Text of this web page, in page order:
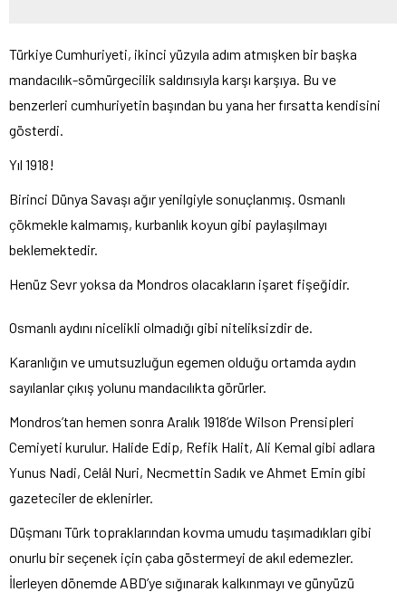
Türkiye Cumhuriyeti, ikinci yüzyıla adım atmışken bir başka
mandacılık-sömürgecilik saldırısıyla karşı karşıya. Bu ve
benzerleri cumhuriyetin başından bu yana her fırsatta kendisini
gösterdi.
Yıl 1918!
Birinci Dünya Savaşı ağır yenilgiyle sonuçlanmış. Osmanlı
çökmekle kalmamış, kurbanlık koyun gibi paylaşılmayı
beklemektedir.
Henüz Sevr yoksa da Mondros olacakların işaret fişeğidir.
Osmanlı aydını nicelikli olmadığı gibi niteliksizdir de.
Karanlığın ve umutsuzluğun egemen olduğu ortamda aydın
sayılanlar çıkış yolunu mandacılıkta görürler.
Mondros’tan hemen sonra Aralık 1918’de Wilson Prensipleri
Cemiyeti kurulur. Halide Edip, Refik Halit, Ali Kemal gibi adlara
Yunus Nadi, Celâl Nuri, Necmettin Sadık ve Ahmet Emin gibi
gazeteciler de eklenirler.
Düşmanı Türk topraklarından kovma umudu taşımadıkları gibi
onurlu bir seçenek için çaba göstermeyi de akıl edemezler.
İlerleyen dönemde ABD’ye sığınarak kalkınmayı ve günyüzü